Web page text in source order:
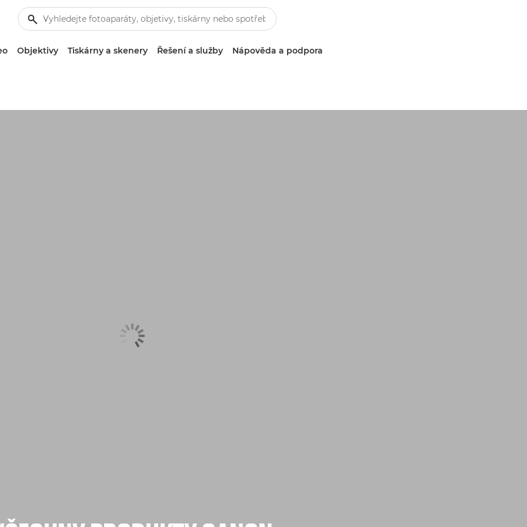
Objektivy Tiskárny a skenery Řešení a služby Nápověda a podpora